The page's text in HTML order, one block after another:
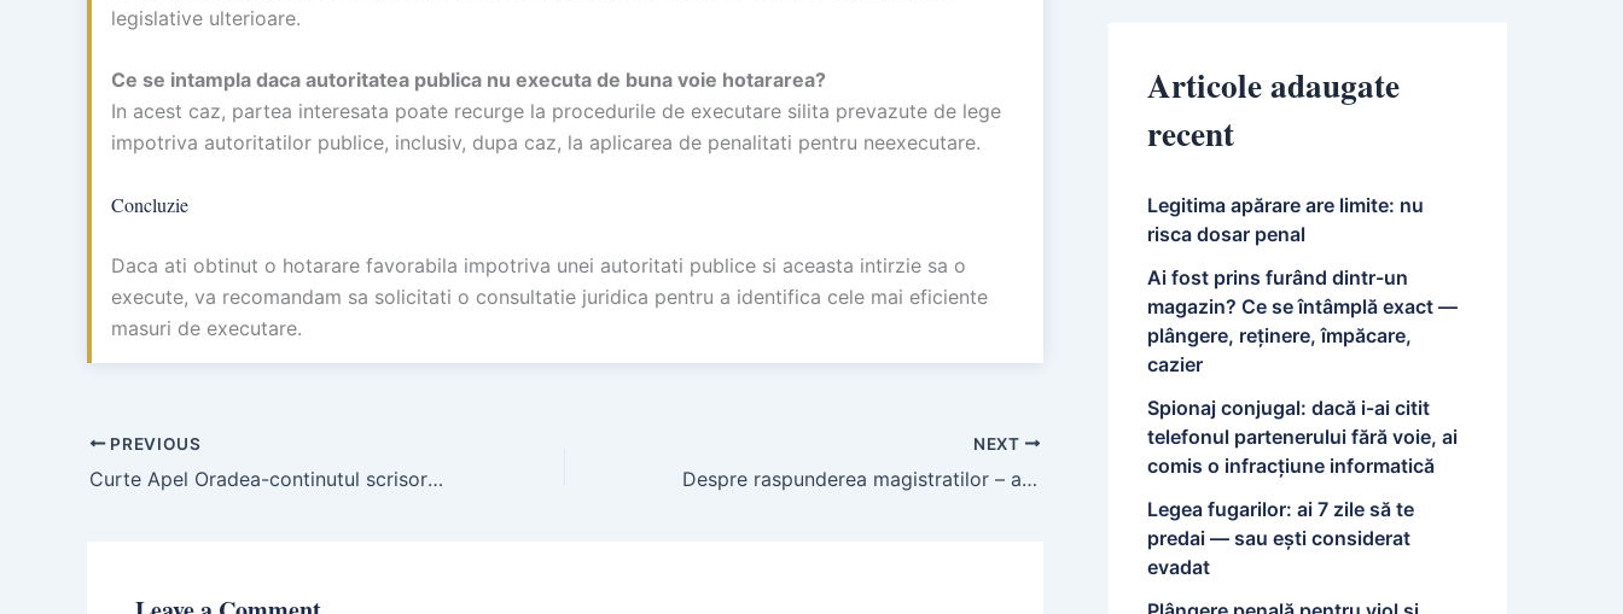
legislative ulterioare.
Ce se intampla daca autoritatea publica nu executa de buna voie hotararea?
In acest caz, partea interesata poate recurge la procedurile de executare silita prevazute de lege
impotriva autoritatilor publice, inclusiv, dupa caz, la aplicarea de penalitati pentru neexecutare.
Concluzie
Daca ati obtinut o hotarare favorabila impotriva unei autoritati publice si aceasta intirzie sa o
execute, va recomandam sa solicitati o consultatie juridica pentru a identifica cele mai eficiente
masuri de executare.
PREVIOUS
Curte Apel Oradea-continutul scrisorii recomandate
NEXT
Despre raspunderea magistratilor – articol de Radu Chirita
Articole adaugate
recent
Legitima apărare are limite: nu
risca dosar penal
Ai fost prins furând dintr-un
magazin? Ce se întâmplă exact —
plângere, reținere, împăcare,
cazier
Spionaj conjugal: dacă i-ai citit
telefonul partenerului fără voie, ai
comis o infracțiune informatică
Legea fugarilor: ai 7 zile să te
predai — sau ești considerat
evadat